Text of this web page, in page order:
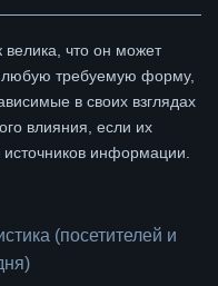
велика, что он может
требуемую форму,
в своих взглядах
влияния, если их
источников информации.